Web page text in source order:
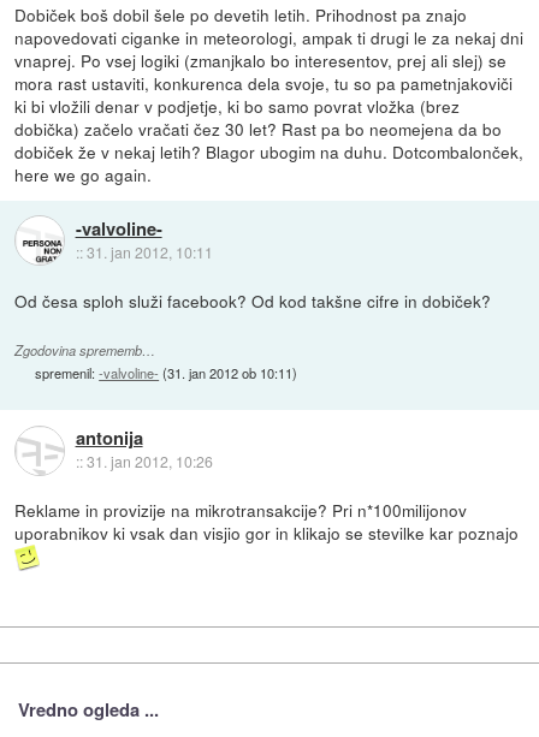
Dobiček boš dobil šele po devetih letih. Prihodnost pa znajo
napovedovati ciganke in meteorologi, ampak ti drugi le za nekaj dni
vnaprej. Po vsej logiki (zmanjkalo bo interesentov, prej ali slej) se
mora rast ustaviti, konkurenca dela svoje, tu so pa pametnjakoviči
ki bi vložili denar v podjetje, ki bo samo povrat vložka (brez
dobička) začelo vračati čez 30 let? Rast pa bo neomejena da bo
dobiček že v nekaj letih? Blagor ubogim na duhu. Dotcombalonček,
here we go again.
-valvoline-
::31. jan 2012, 10:11
Od česa sploh služi facebook? Od kod takšne cifre in dobiček?
Zgodovina sprememb…
spremenil:-valvoline- (31. jan 2012 ob 10:11)
antonija
::31. jan 2012, 10:26
Reklame in provizije na mikrotransakcije? Pri n*100milijonov
uporabnikov ki vsak dan visjio gor in klikajo se stevilke kar poznajo
Vredno ogleda ...